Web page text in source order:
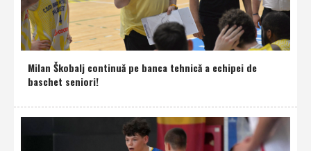
Milan Škobalj continuă pe banca tehnică a echipei de
baschet seniori!